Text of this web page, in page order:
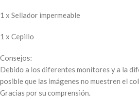
1 x Sellador impermeable
1 x Cepillo
Consejos:
Debido a los diferentes monitores y a la
posible que las imágenes no muestren el
Gracias por su comprensión.